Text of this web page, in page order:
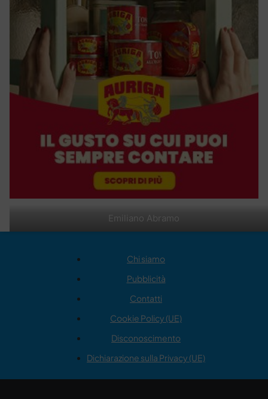
Emiliano Abramo
Chi siamo
Pubblicità
Contatti
Cookie Policy (UE)
Disconoscimento
Dichiarazione sulla Privacy (UE)